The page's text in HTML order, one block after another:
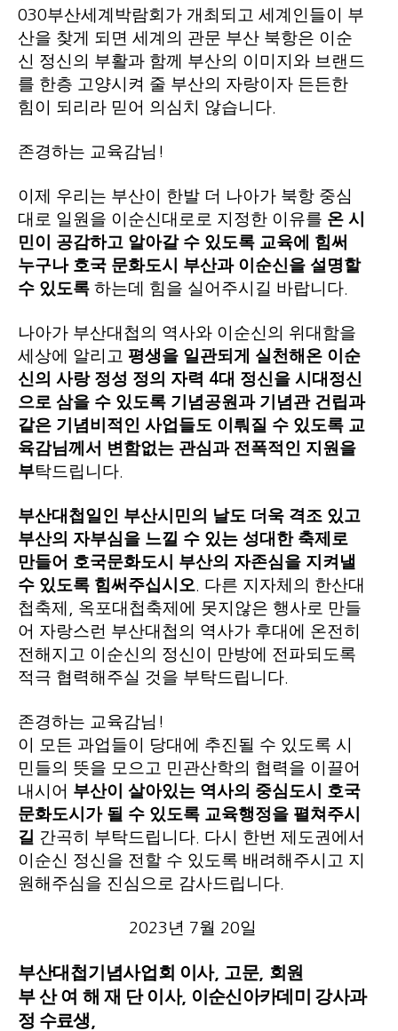
030부산세계박람회가 개최되고 세계인들이 부
산을 찾게 되면 세계의 관문 부산 북항은 이순
신 정신의 부활과 함께 부산의 이미지와 브랜드
를 한층 고양시켜 줄 부산의 자랑이자 든든한
힘이 되리라 믿어 의심치 않습니다
존경하는 교육감님 !
이제 우리는 부산이 한발 더 나아가 북항 중심
대로 일원을 이순신대로로 지정한 이유를 온 시
민이 공감하고 알아갈 수 있도록 교육에 힘써
누구나 호국 문화도시 부산과 이순신을 설명할
수 있도록 하는데 힘을 실어주시길 바랍니다
나아가 부산대첩의 역사와 이순신의 위대함을
세상에 알리고 평생을 일관되게 실천해온 이순
신의 사랑 정성 정의 자력 4대 정신을 시대정신
으로 삼을 수 있도록 기념공원과 기념관 건립과
같은 기념비적인 사업들도 이뤄질 수 있도록 교
육감님께서 변함없는 관심과 전폭적인 지원을
부탁드립니다
부산대첩일인 부산시민의 날도 더욱 격조 있고
부산의 자부심을 느낄 수 있는 성대한 축제로
만들어 호국문화도시 부산의 자존심을 지켜낼
수 있도록 힘써주십시오 다른 지자체의 한산대
첩축제
옥포대첩축제에 못지않은 행사로 만들
어 자랑스런 부산대첩의 역사가 후대에 온전히
전해지고 이순신의 정신이 만방에 전파되도록
적극 협력해주실 것을 부탁드립니다
존경하는 교육감님 !
이 모든 과업들이 당대에 추진될 수 있도록 시
민들의 뜻을 모으고 민관산학의 협력을 이끌어
내시어 부산이 살아있는 역사의 중심도시 호국
문화도시가 될 수 있도록 교육행정을 펼쳐주시
길 간곡히 부탁드립니다 다시 한번 제도권에서
이순신 정신을 전할 수 있도록 배려해주시고 지
원해주심을 진심으로 감사드립니다
2023 년 7월 20일
부산대첩기념사업회 이사, 고문, 회원
부 산 여 해 재 단 이사, 이순신아카데미 강사과
정 수료생